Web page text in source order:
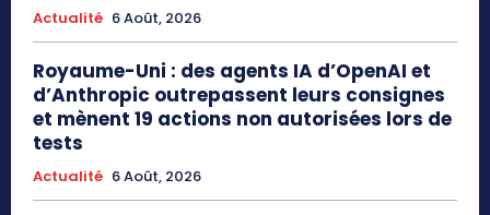
Actualité 6 Août, 2026
Royaume-Uni : des agents IA d’OpenAI et
d’Anthropic outrepassent leurs consignes
et mènent 19 actions non autorisées lors de
tests
Actualité 6 Août, 2026